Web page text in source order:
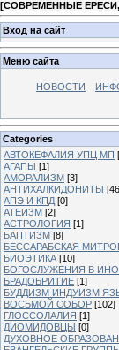
[СОВРЕМЕННЫЕ
Вход на сайт
Меню сайта
НОВОСТИ
Categories
АВТОКЕФАЛИЯ УПЦ МП
АГАПЫ [1]
АМОРАЛИЗМ [3]
АНТИХАЛКИДОНИТЫ
АПЭ И КПД [0]
АТЕИЗМ [2]
АСТРОЛОГИЯ [1]
БАПТИЗМ [8]
БЕССАРАБСКАЯ
БИОЭТИКА [10]
БОГОСЛУЖЕНИЯ В
БРАДОБРИТИЕ [1]
БУДДИЗМ ИНДУИЗМ
ВОСЬМОЙ СОБОР [102]
ГЛОССОЛАЛИЯ [1]
ДИОМИДОВЦЫ [0]
ДУХОВНОЕ